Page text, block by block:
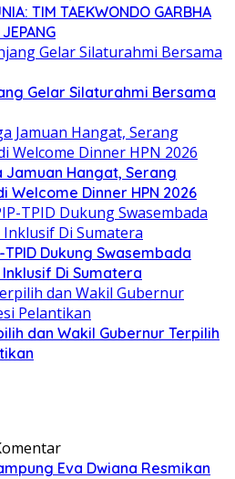
TIM TAEKWONDO GARBHA
Gelar Silaturahmi Bersama
Hangat, Serang
Welcome Dinner HPN 2026
Dukung Swasembada
Di Sumatera
dan Wakil Gubernur Terpilih
Eva Dwiana Resmikan